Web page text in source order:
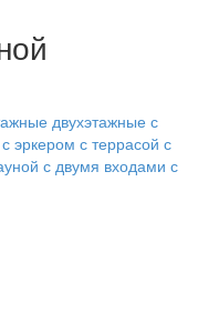
двухэтажные с
с эркером с террасой с
с двумя входами с